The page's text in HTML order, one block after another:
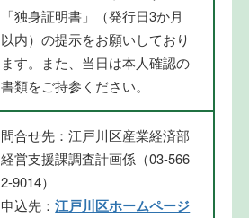
「独身証明書」（発行日3か月
以内）の提示をお願いしており
ます。また、当日は本人確認の
書類をご持参ください。
問合せ先：江戸川区産業経済部
経営支援課調査計画係（03-566
2-9014）
申込先：江戸川区ホームページ